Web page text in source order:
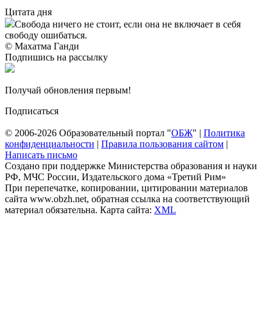
Цитата дня
Свобода ничего не стоит, если она не включает в себя
свободу ошибаться.
© Махатма Ганди
Подпишись на рассылку
Получай обновления первым!
Подписаться
© 2006-2026 Образовательный портал "ОБЖ" | Политика
конфиденциальности | Правила пользования сайтом |
Написать письмо
Создано при поддержке Министерства образования и науки
РФ, МЧС России, Издательского дома «Третий Рим»
При перепечатке, копировании, цитировании материалов
сайта www.obzh.net, обратная ссылка на соответствующий
материал обязательна. Карта сайта: XML